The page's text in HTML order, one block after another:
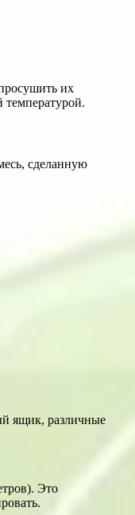
их
температурой.
сделанную
ящик, различные
Это